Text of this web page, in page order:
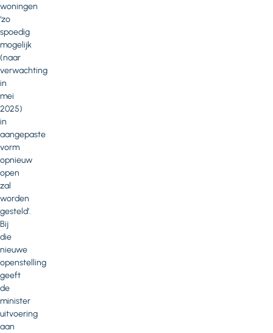
woningen
‘zo
spoedig
mogelijk
(naar
verwachting
in
mei
2025)
in
aangepaste
vorm
opnieuw
open
zal
worden
gesteld’.
Bij
die
nieuwe
openstelling
geeft
de
minister
uitvoering
aan